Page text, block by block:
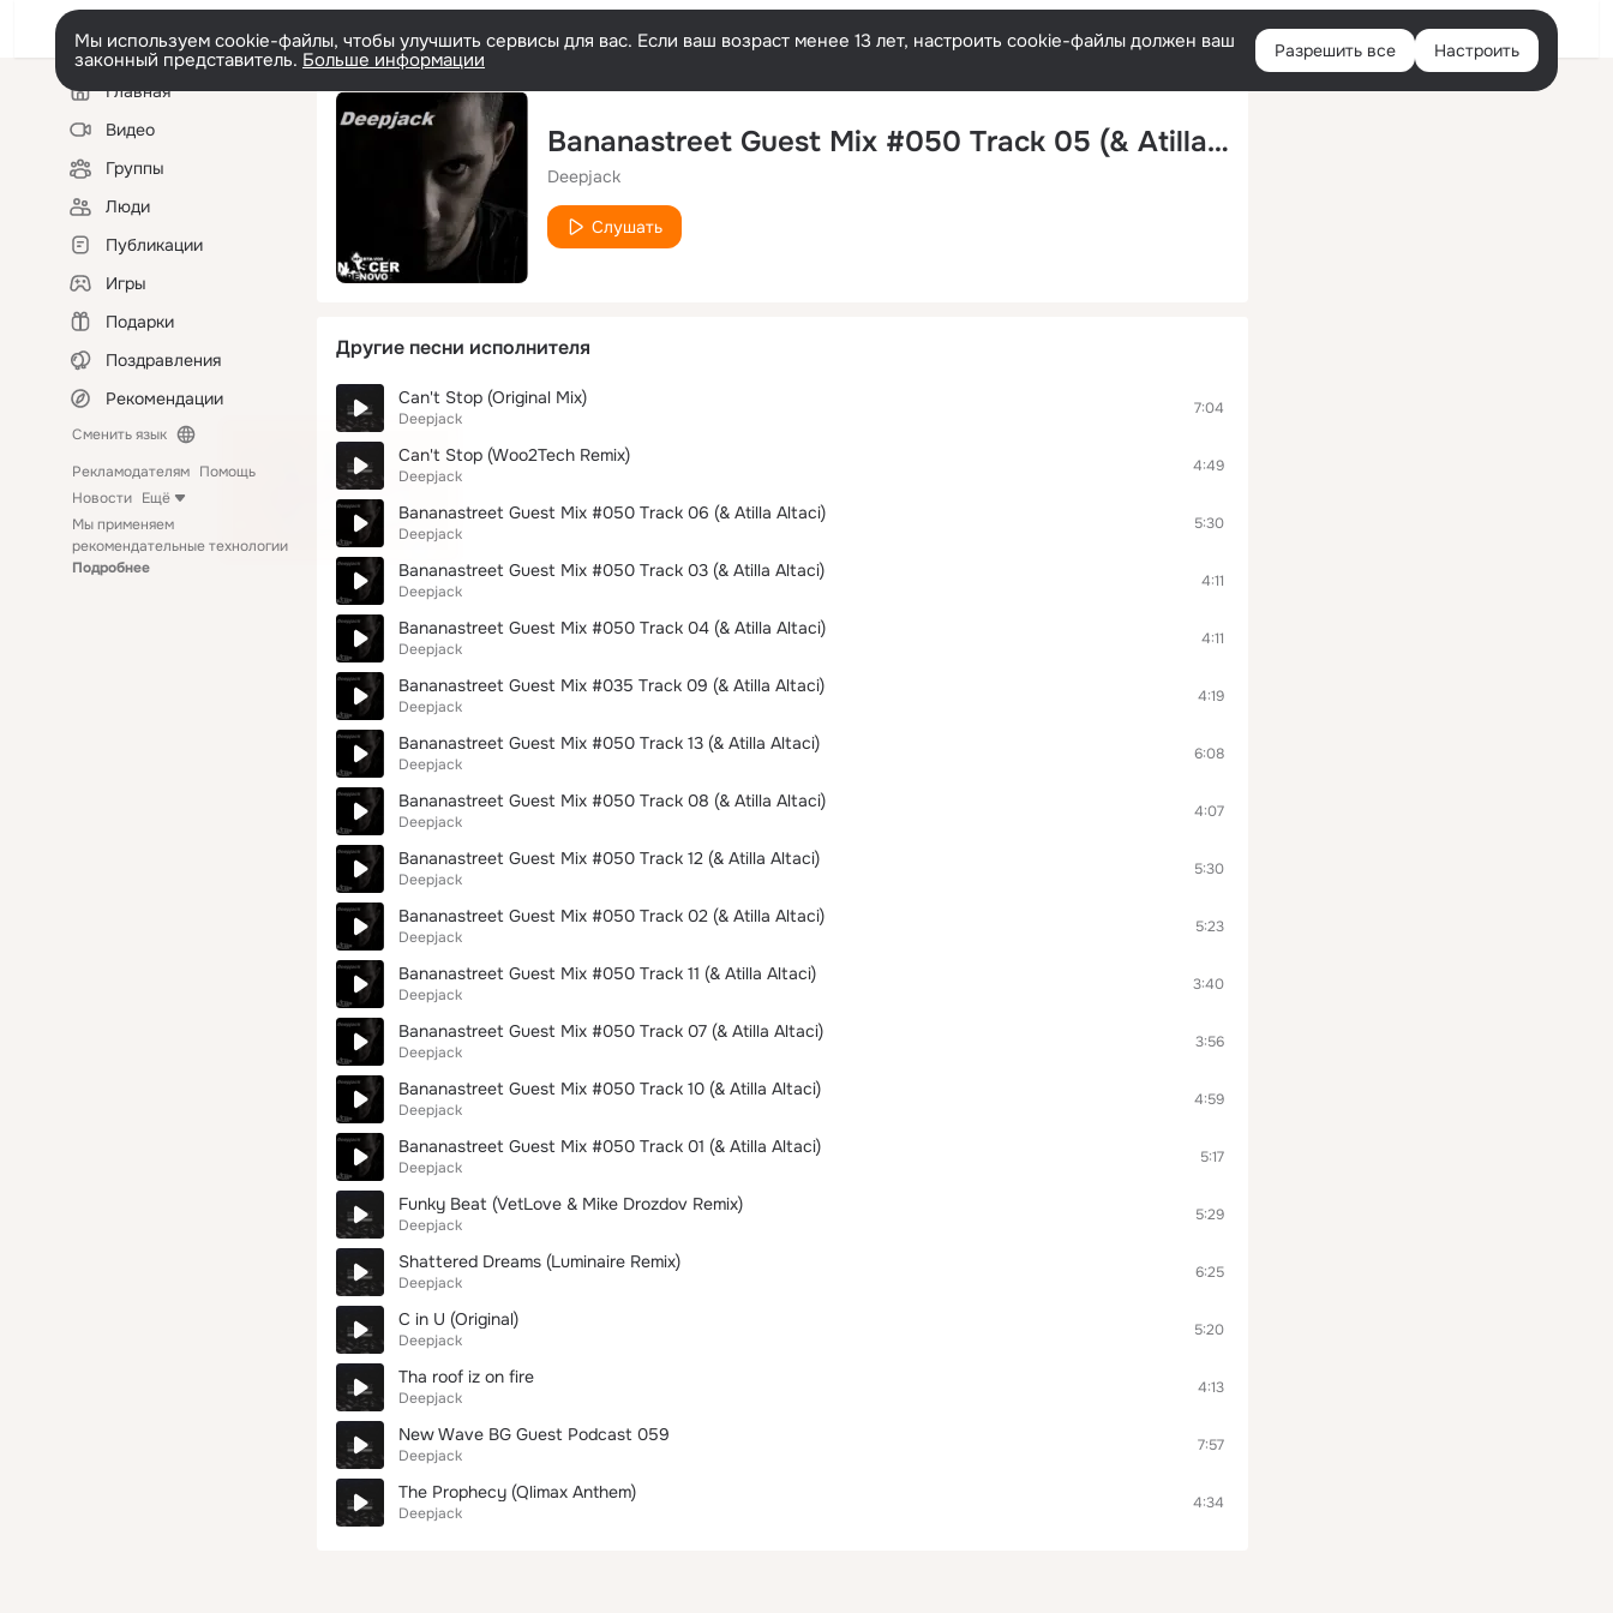
Войти
Мы используем cookie-файлы, чтобы улучшить сервисы для вас. Если ваш возраст менее 13 лет, настроить cookie-файлы должен ваш
законный представитель. Больше информации Разрешить все Настроить
Левая
колонкаГлавная
Видео
Группы
Люди
Публикации
Игры
Подарки
Поздравления
Рекомендации
Сменить язык
Рекламодателям Помощь
Новости Ещё
Мы применяем
рекомендательные технологии
Подробнее
Bananastreet Guest Mix #050 Track 05 (& Atilla Altaci)
Deepjack
Слушать
Другие песни исполнителя
Can't Stop (Original Mix)
Deepjack
7:04
Can't Stop (Woo2Tech Remix)
Deepjack
4:49
Bananastreet Guest Mix #050 Track 06 (& Atilla Altaci)
Deepjack
5:30
Bananastreet Guest Mix #050 Track 03 (& Atilla Altaci)
Deepjack
4:11
Bananastreet Guest Mix #050 Track 04 (& Atilla Altaci)
Deepjack
4:11
Bananastreet Guest Mix #035 Track 09 (& Atilla Altaci)
Deepjack
4:19
Bananastreet Guest Mix #050 Track 13 (& Atilla Altaci)
Deepjack
6:08
Bananastreet Guest Mix #050 Track 08 (& Atilla Altaci)
Deepjack
4:07
Bananastreet Guest Mix #050 Track 12 (& Atilla Altaci)
Deepjack
5:30
Bananastreet Guest Mix #050 Track 02 (& Atilla Altaci)
Deepjack
5:23
Bananastreet Guest Mix #050 Track 11 (& Atilla Altaci)
Deepjack
3:40
Bananastreet Guest Mix #050 Track 07 (& Atilla Altaci)
Deepjack
3:56
Bananastreet Guest Mix #050 Track 10 (& Atilla Altaci)
Deepjack
4:59
Bananastreet Guest Mix #050 Track 01 (& Atilla Altaci)
Deepjack
5:17
Funky Beat (VetLove & Mike Drozdov Remix)
Deepjack
5:29
Shattered Dreams (Luminaire Remix)
Deepjack
6:25
C in U (Original)
Deepjack
5:20
Tha roof iz on fire
Deepjack
4:13
New Wave BG Guest Podcast 059
Deepjack
7:57
The Prophecy (Qlimax Anthem)
Deepjack
4:34